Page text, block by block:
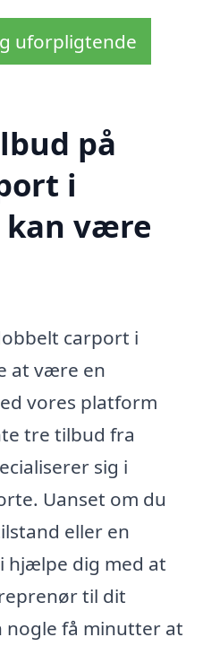
uforpligtende
på
i
kan være
carport i
at være en
vores platform
tre tilbud fra
sig i
Uanset om du
eller en
hjælpe dig med at
til dit
nogle få minutter at